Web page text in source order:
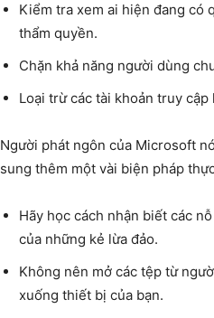
Kiểm tra xem ai hiện đang có
thẩm quyền.
Chặn khả năng người dùng
Loại trừ các tài khoản truy
Người phát ngôn của Microsoft
sung thêm một vài biện pháp
Hãy học cách nhận biết các
của những kẻ lừa đảo.
Không nên mở các tệp từ
xuống thiết bị của bạn.